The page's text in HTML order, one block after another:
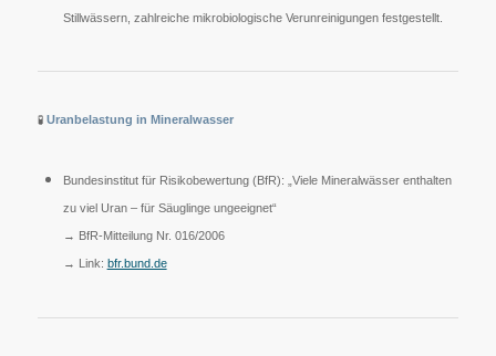
Stillwässern, zahlreiche mikrobiologische Verunreinigungen festgestellt.
🧪 Uranbelastung in Mineralwasser
Bundesinstitut für Risikobewertung (BfR): „Viele Mineralwässer enthalten
zu viel Uran – für Säuglinge ungeeignet“
→ BfR-Mitteilung Nr. 016/2006
→ Link: bfr.bund.de